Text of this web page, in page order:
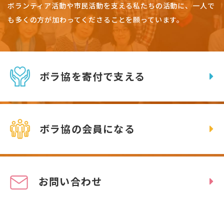
ボランティア活動や市民活動を支える私たちの活動に、一人で
も多くの方が加わってくださることを願っています。
ボラ協を寄付で支える
ボラ協の会員になる
お問い合わせ